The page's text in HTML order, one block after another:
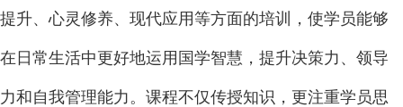
提升、心灵修养、现代应用等方面的培训，使学员能够
在日常生活中更好地运用国学智慧，提升决策力、领导
力和自我管理能力。课程不仅传授知识，更注重学员思